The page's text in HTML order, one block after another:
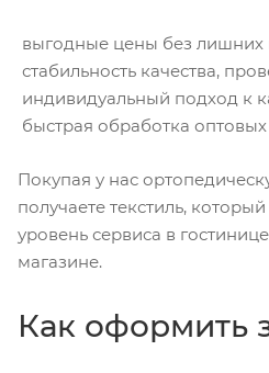
выгодные цены без лишних
стабильность качества,
индивидуальный подход к
быстрая обработка оптовых
Покупая у нас
получаете текстиль,
уровень сервиса в
магазине.
Как оформить